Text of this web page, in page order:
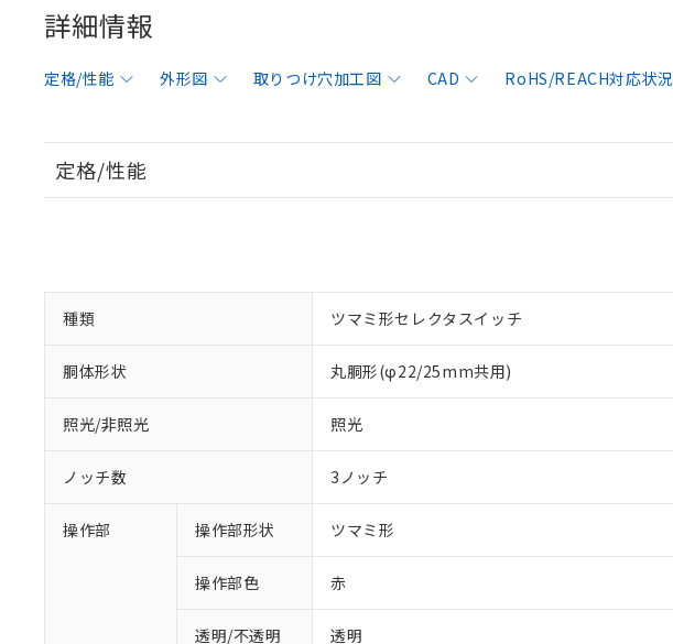
詳細情報
定格/性能 外形図 取りつけ穴加工図 CAD RoHS/REACH対応状況
定格/性能
種類 ツマミ形セレクタスイッチ
胴体形状 丸胴形(φ22/25mm共用)
照光/非照光 照光
ノッチ数 3ノッチ
操作部 操作部形状 ツマミ形
操作部色 赤
透明/不透明 透明